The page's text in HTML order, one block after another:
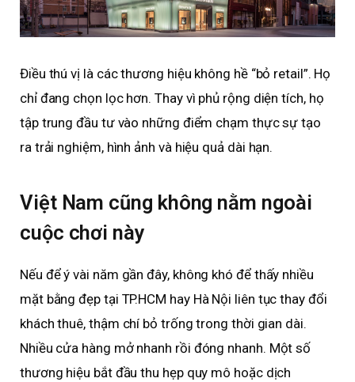
Điều thú vị là các thương hiệu không hề “bỏ retail”. Họ
chỉ đang chọn lọc hơn. Thay vì phủ rộng diện tích, họ
tập trung đầu tư vào những điểm chạm thực sự tạo
ra trải nghiệm, hình ảnh và hiệu quả dài hạn.
Việt Nam cũng không nằm ngoài
cuộc chơi này
Nếu để ý vài năm gần đây, không khó để thấy nhiều
mặt bằng đẹp tại TP.HCM hay Hà Nội liên tục thay đổi
khách thuê, thậm chí bỏ trống trong thời gian dài.
Nhiều cửa hàng mở nhanh rồi đóng nhanh. Một số
thương hiệu bắt đầu thu hẹp quy mô hoặc dịch